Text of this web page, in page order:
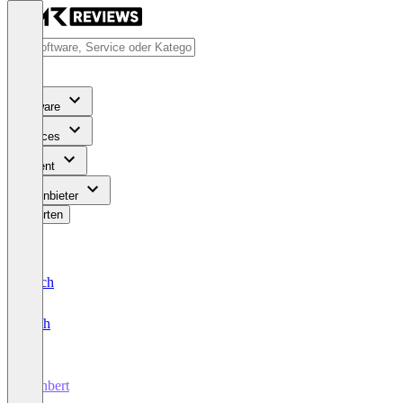
Software
Services
Content
Für Anbieter
Bewerten
Deutsch
English
Kanbert